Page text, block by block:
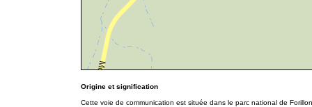
Origine et signification
Cette voie de communication est située dans le parc national de